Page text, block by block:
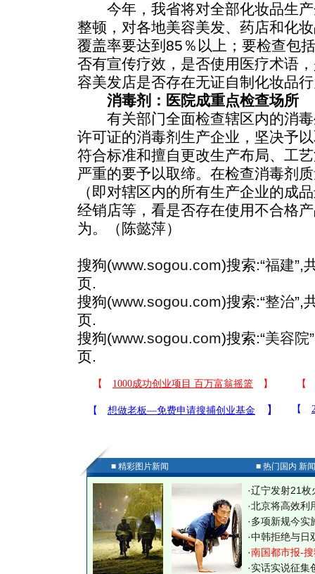
今年，我省将对全部化妆品生产
整顿，对各地美容美发、药店和化
覆盖率要达到85％以上；要检查包
否有宣传疗效，是否使用医疗术语
容美发店是否存在无证自制化妆品
消毒剂：医院成重点检查场所
有关部门全面检查辖区内的消毒
许可证的消毒剂生产企业，坚决予
符合标准和擅自更改生产布局、工
严重的要予以取缔。在检查消毒剂
（即对辖区内的所有生产企业的成
经销店等，看是否存在使用不合格
为。（陈懿萍）
搜狗(www.sogou.com)搜索:“福建”,
页.
搜狗(www.sogou.com)搜索:“整治”,
页.
搜狗(www.sogou.com)搜索:“美容院
页.
■ 精彩图片新闻 ■ 热门国内 新
·辽宁发射21枚
·北京将高效利
·多项新规今实
·中韩拒绝与日
·南国都市报-
·实话实说征集